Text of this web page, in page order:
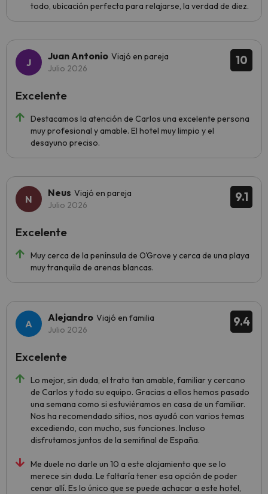
todo, ubicación perfecta para relajarse, la verdad de diez.
10
Juan Antonio Viajó en pareja
Julio 2026
Destacamos la atención de Carlos una excelente persona
muy profesional y amable. El hotel muy limpio y el
desayuno preciso.
Excelente
9.1
Neus Viajó en pareja
Julio 2026
Muy cerca de la península de O'Grove y cerca de una playa
muy tranquila de arenas blancas.
Excelente
9.4
Alejandro Viajó en familia
Julio 2026
Lo mejor, sin duda, el trato tan amable, familiar y cercano
de Carlos y todo su equipo. Gracias a ellos hemos pasado
una semana como si estuviéramos en casa de un familiar.
Nos ha recomendado sitios, nos ayudó con varios temas
excediendo, con mucho, sus funciones. Incluso
disfrutamos juntos de la semifinal de España.
Me duele no darle un 10 a este alojamiento que se lo
merece sin duda. Le faltaría tener esa opción de poder
cenar allí. Es lo único que se puede achacar a este hotel,
Excelente